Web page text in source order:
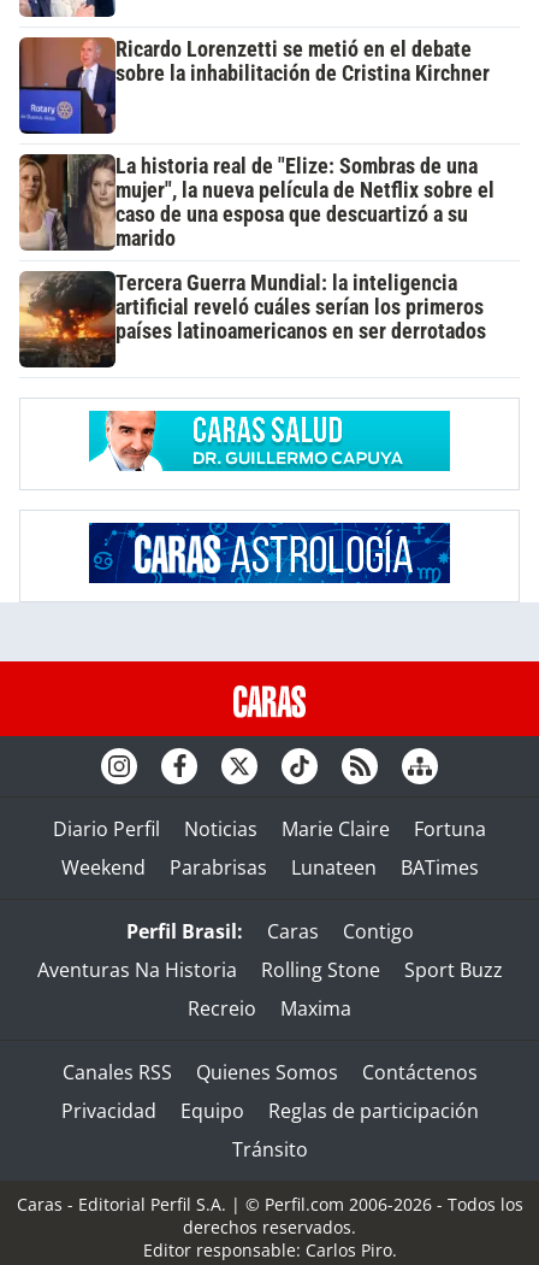
Ricardo Lorenzetti se metió en el debate
sobre la inhabilitación de Cristina Kirchner
La historia real de "Elize: Sombras de una
mujer", la nueva película de Netflix sobre el
caso de una esposa que descuartizó a su
marido
Tercera Guerra Mundial: la inteligencia
artificial reveló cuáles serían los primeros
países latinoamericanos en ser derrotados
Diario Perfil Noticias Marie Claire
Fortuna
Weekend
Parabrisas Lunateen BATimes
Perfil Brasil: Caras
Contigo
Aventuras Na Historia
Rolling Stone
Sport Buzz
Recreio
Maxima
Canales RSS Quienes Somos
Contáctenos
Privacidad
Equipo
Reglas de participación
Tránsito
Caras - Editorial Perfil S.A. | © Perfil.com 2006-2026 - Todos los
derechos reservados.
Editor responsable: Carlos Piro.